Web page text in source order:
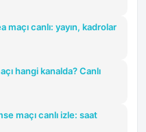
maçı canlı: yayın, kadrolar
hangi kanalda? Canlı
maçı canlı izle: saat